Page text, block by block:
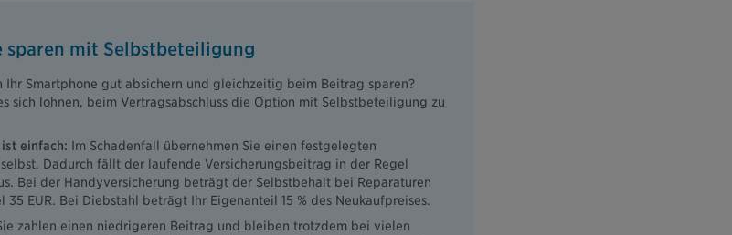
sparen mit Selbstbeteiligung
Ihr Smartphone gut absichern und gleichzeitig beim Beitrag sparen?
sich lohnen, beim Vertragsabschluss die Option mit Selbstbeteiligung zu
einfach: Im Schadenfall übernehmen Sie einen festgelegten
Dadurch fällt der laufende Versicherungsbeitrag in der Regel
Bei der Handyversicherung beträgt der Selbstbehalt bei Reparaturen
35 EUR. Bei Diebstahl beträgt Ihr Eigenanteil 15 % des Neukaufpreises.
zahlen einen niedrigeren Beitrag und bleiben trotzdem bei vielen